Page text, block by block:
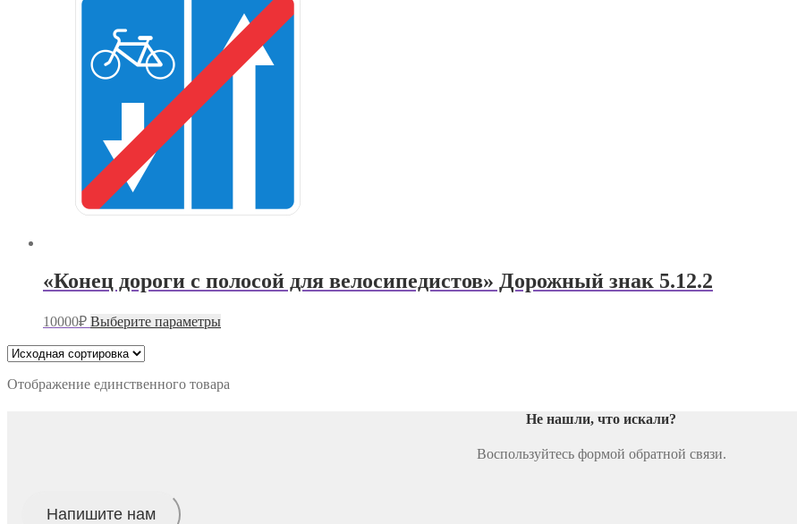
«Конец дороги с полосой для велосипедистов» Дорожный знак 5.12.2
10000₽ Выберите параметрыЭтот
вариаций.
Отображение единственного товара
Не нашли, что искали?
Воспользуйтесь формой обратной связи.
Напишите нам